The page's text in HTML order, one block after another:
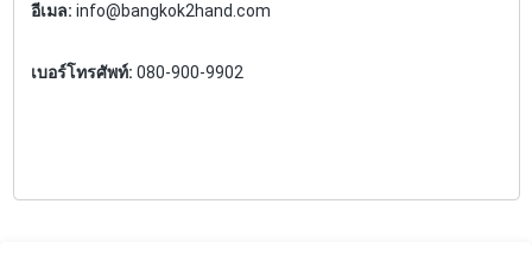
อีเมล: info@bangkok2hand.com
เบอร์โทรศัพท์: 080-900-9902